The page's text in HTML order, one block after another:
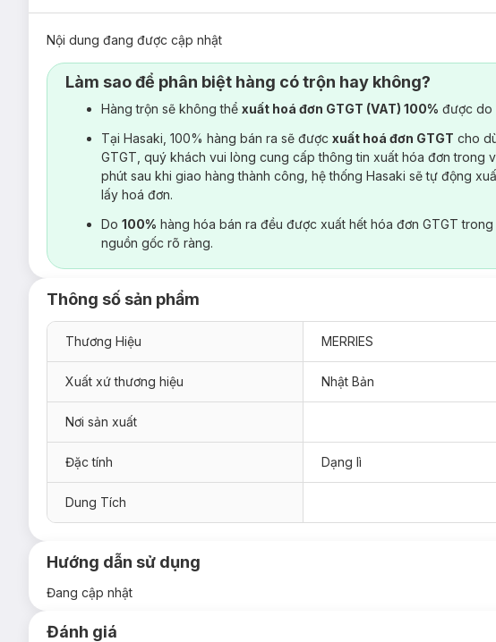
Nội dung đang được cập nhật
Làm sao để phân biệt hàng có trộn hay không?
Hàng trộn sẽ không thể xuất hoá đơn GTGT (VAT) 100% được do
Tại Hasaki, 100% hàng bán ra sẽ được xuất hoá đơn GTGT cho
GTGT, quý khách vui lòng cung cấp thông tin xuất hóa đơn trong
phút sau khi giao hàng thành công, hệ thống Hasaki sẽ tự động
lấy hoá đơn.
Do 100% hàng hóa bán ra đều được xuất hết hóa đơn GTGT
nguồn gốc rõ ràng.
Thông số sản phẩm
Thương Hiệu MERRIES
Xuất xứ thương hiệu Nhật Bản
Nơi sản xuất
Đặc tính Dạng lì
Dung Tích
Hướng dẫn sử dụng
Đang cập nhật
Đánh giá